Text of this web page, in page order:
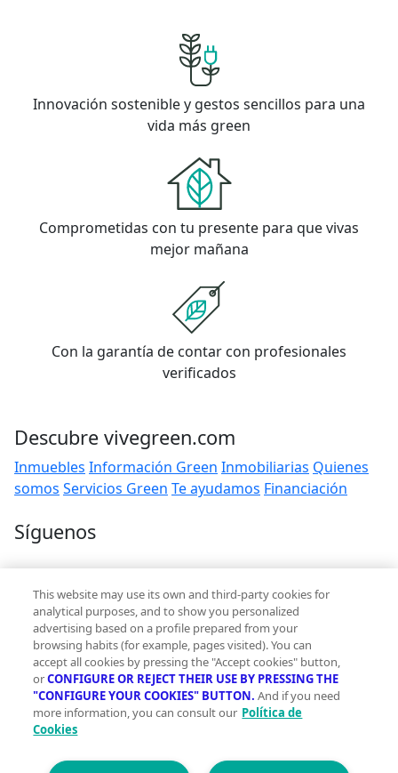
Innovación sostenible y gestos sencillos para una
vida más green
Comprometidas con tu presente para que vivas
mejor mañana
Con la garantía de contar con profesionales
verificados
Descubre vivegreen.com
Inmuebles Información Green Inmobiliarias Quienes
somos Servicios Green Te ayudamos Financiación
Síguenos
Contacto
hola@vivegreen.com
Aviso Legal
Condiciones de uso
Politica de privacidad
This website may use its own and third-party cookies for
analytical purposes, and to show you personalized
advertising based on a profile prepared from your
browsing habits (for example, pages visited). You can
accept all cookies by pressing the "Accept cookies" button,
orCONFIGURE OR REJECT THEIR USE BY PRESSING THE
"CONFIGURE YOUR COOKIES" BUTTON. And if you need
more information, you can consult our Política de
Cookies